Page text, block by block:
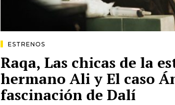
ESTRENOS
Raqa, Las chicas de la
hermano Ali y El caso
fascinación de Dalí